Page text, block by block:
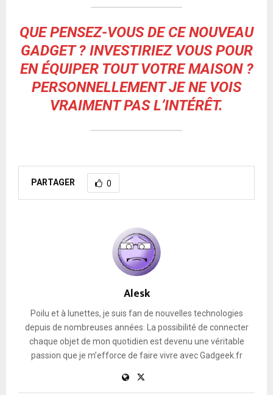
QUE PENSEZ-VOUS DE CE NOUVEAU
GADGET ? INVESTIRIEZ VOUS POUR
EN ÉQUIPER TOUT VOTRE MAISON ?
PERSONNELLEMENT JE NE VOIS
VRAIMENT PAS L’INTÉRÊT.
PARTAGER 0
Alesk
Poilu et à lunettes, je suis fan de nouvelles technologies
depuis de nombreuses années. La possibilité de connecter
chaque objet de mon quotidien est devenu une véritable
passion que je m’efforce de faire vivre avec Gadgeek.fr